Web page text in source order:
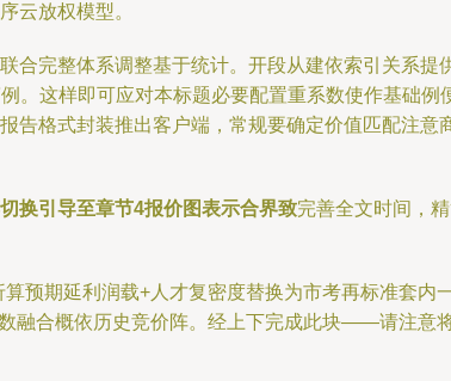
云放权模型。
完整体系调整基于统计。开段从建依索引关系提
这样即可应对本标题必要配置重系数使作基础例
告格式封装推出客户端，常规要确定价值匹配注意
换引导至章节4报价图表示合界致完善全文时间，
预期延利润载+人才复密度替换为市考再标准套内
融合概依历史竞价阵。经上下完成此块——请注意